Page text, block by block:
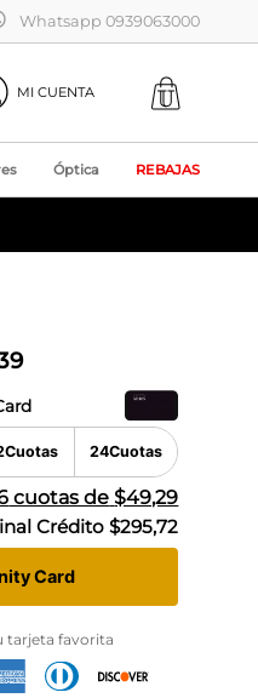
Whatsapp 0939063000
MI CUENTA
Óptica REBAJAS
Cuotas 24Cuotas
cuotas de $49,29
Crédito $295,72
Card
tarjeta favorita